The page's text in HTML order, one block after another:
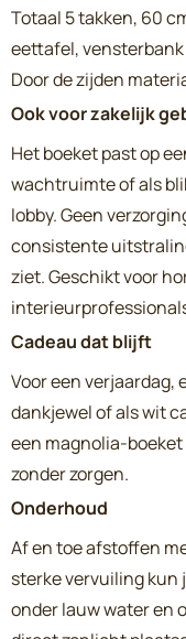
Totaal 5 takken, 60
eettafel,
Door de zijden
Ook voor zakelijk
Het boeket past op
wachtruimte of als
lobby. Geen
consistente
ziet. Geschikt voor
Cadeau dat blijft
Voor een verjaardag,
dankjewel of als wit
een magnolia-
zonder zorgen.
Onderhoud
Af en toe afstoffen
sterke vervuiling kun
onder lauw water en